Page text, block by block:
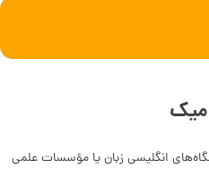
انگلیسی زبان یا مؤسسات علمی